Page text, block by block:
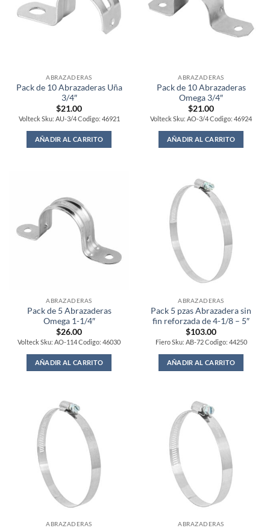
ABRAZADERAS
Pack de 10 Abrazaderas Uña
3/4″
$21.00
Volteck Sku: AU-3/4 Codigo: 46921
AÑADIR AL CARRITO
ABRAZADERAS
Pack de 10 Abrazaderas
Omega 3/4″
$21.00
Volteck Sku: AO-3/4 Codigo: 46924
AÑADIR AL CARRITO
ABRAZADERAS
Pack de 5 Abrazaderas
Omega 1-1/4″
$26.00
Volteck Sku: AO-114 Codigo: 46030
AÑADIR AL CARRITO
ABRAZADERAS
Pack 5 pzas Abrazadera sin
fin reforzada de 4-1/8 – 5″
$103.00
Fiero Sku: AB-72 Codigo: 44250
AÑADIR AL CARRITO
ABRAZADERAS ABRAZADERAS